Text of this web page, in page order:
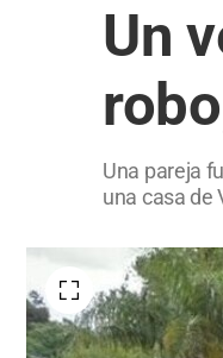
Un
Una pareja
una casa de